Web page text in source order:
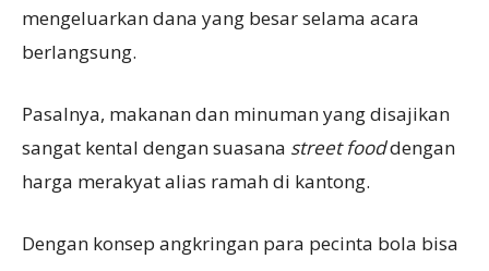
mengeluarkan dana yang besar selama acara
berlangsung.
Pasalnya, makanan dan minuman yang disajikan
sangat kental dengan suasana street fooddengan
harga merakyat alias ramah di kantong.
Dengan konsep angkringan para pecinta bola bisa